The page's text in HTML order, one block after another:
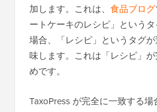
加します。これは、 食品ブログ
ートケーキのレシピ」という
場合、「レシピ」というタグ
味します。これは「レシピ」
めです。
TaxoPress が完全に一致する